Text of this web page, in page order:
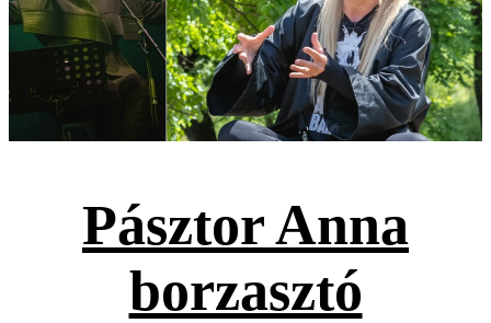
Pásztor Anna
borzasztó